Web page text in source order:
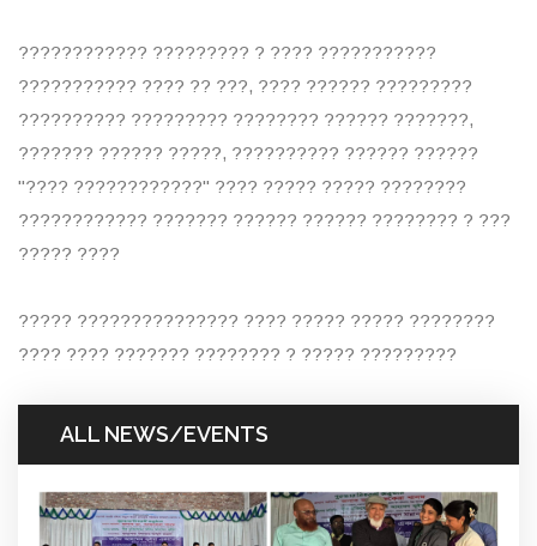
???????????? ????????? ? ???? ???????????
??????????? ???? ?? ???, ???? ?????? ?????????
?????????? ????????? ???????? ?????? ???????,
??????? ?????? ?????, ?????????? ?????? ??????
"???? ????????????" ???? ????? ????? ????????
???????????? ??????? ?????? ?????? ???????? ? ???
????? ????
????? ??????????????? ???? ????? ????? ????????
???? ???? ??????? ???????? ? ????? ?????????
ALL NEWS/EVENTS